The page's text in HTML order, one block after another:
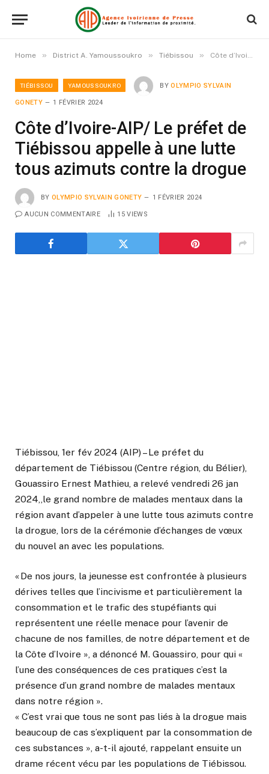
Home » District A. Yamoussoukro » Tiébissou » Côte d’Ivoire-AIP/ Le préfet de Tiébissou appelle à une lutte tous azimuts contre la drogue
TIÉBISSOU YAMOUSSOUKRO BY OLYMPIO SYLVAIN
GONETY 1 FÉVRIER 2024
Côte d’Ivoire-AIP/ Le préfet de
Tiébissou appelle à une lutte
tous azimuts contre la drogue
BY OLYMPIO SYLVAIN GONETY 1 FÉVRIER 2024
AUCUN COMMENTAIRE 15VIEWS
Tiébissou, 1er fév 2024 (AIP) – Le préfet du
département de Tiébissou (Centre région, du Bélier),
Gouassiro Ernest Mathieu, a relevé vendredi 26 jan
2024,,le grand nombre de malades mentaux dans la
région avant d’appeler à une lutte tous azimuts contre
la drogue, lors de la cérémonie d’échanges de vœux
du nouvel an avec les populations.
« De nos jours, la jeunesse est confrontée à plusieurs
dérives telles que l’incivisme et particulièrement la
consommation et le trafic des stupéfiants qui
représentent une réelle menace pour l’avenir de
chacune de nos familles, de notre département et de
la Côte d’Ivoire », a dénoncé M. Gouassiro, pour qui «
l’une des conséquences de ces pratiques c’est la
présence d’un grand nombre de malades mentaux
dans notre région ».
« C’est vrai que tous ne sont pas liés à la drogue mais
beaucoup de cas s’expliquent par la consommation de
ces substances », a-t-il ajouté, rappelant ensuite un
drame récent vécu par les populations de Tiébissou.